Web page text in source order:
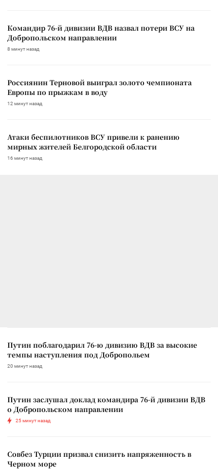
Командир 76-й дивизии ВДВ назвал потери ВСУ на
Добропольском направлении
8 минут назад
Россиянин Терновой выиграл золото чемпионата
Европы по прыжкам в воду
12 минут назад
Атаки беспилотников ВСУ привели к ранению
мирных жителей Белгородской области
16 минут назад
Путин поблагодарил 76-ю дивизию ВДВ за высокие
темпы наступления под Добропольем
20 минут назад
Путин заслушал доклад командира 76-й дивизии ВДВ
о Добропольском направлении
25 минут назад
Совбез Турции призвал снизить напряженность в
Черном море